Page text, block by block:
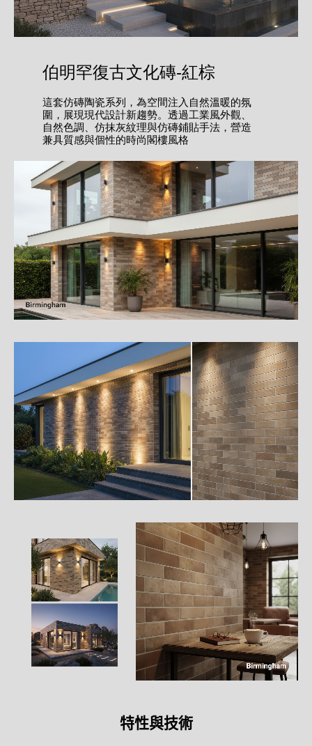
伯明罕復古文化磚-紅棕
這套仿磚陶瓷系列，為空間注入自然溫暖的氛
圍，展現現代設計新趨勢。透過工業風外觀、
自然色調、仿抹灰紋理與仿磚鋪貼手法，營造
兼具質感與個性的時尚閣樓風格
特性與技術